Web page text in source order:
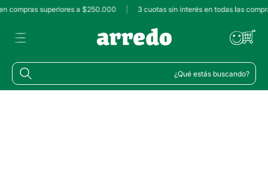
compras superiores a $250.000 3 cuotas sin interés en todas las
¿Qué estás buscando?